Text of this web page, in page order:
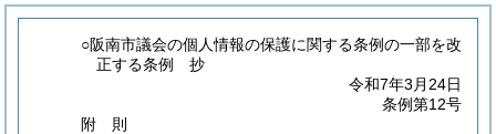
○阪南市議会の個人情報の保護に関する条例の一部を改
正する条例 抄
令和7年3月24日
条例第12号
附 則